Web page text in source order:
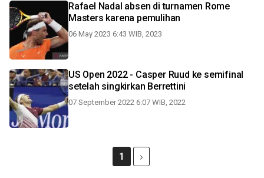
Rafael Nadal absen di turnamen Rome
Masters karena pemulihan
06 May 2023 6:43 WIB, 2023
US Open 2022 - Casper Ruud ke semifinal
setelah singkirkan Berrettini
07 September 2022 6:07 WIB, 2022
1